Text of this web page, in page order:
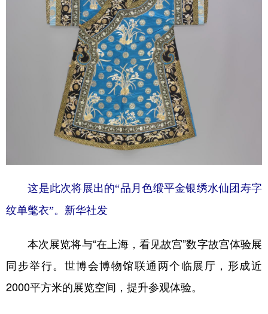
这是此次将展出的“品月色缎平金银绣水仙团寿字
纹单氅衣”。新华社发
本次展览将与“在上海，看见故宫”数字故宫体验展
同步举行。世博会博物馆联通两个临展厅，形成近
2000平方米的展览空间，提升参观体验。